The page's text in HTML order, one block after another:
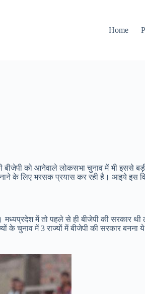
Home
बीजेपी को आनेवाले लोकसभा चुनाव में भी
बनाने के लिए भरसक प्रयास कर रही है। आइये इस
में तो पहले से ही बीजेपी की सरकार
चुनाव में 3 राज्यों में बीजेपी की सरकार बनना